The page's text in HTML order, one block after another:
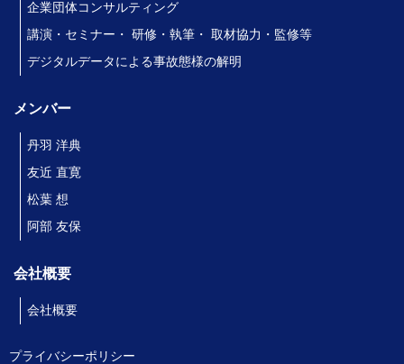
企業団体コンサルティング
講演・セミナー・ 研修・執筆・ 取材協力・監修等
デジタルデータによる事故態様の解明
メンバー
丹羽 洋典
友近 直寛
松葉 想
阿部 友保
会社概要
会社概要
プライバシーポリシー